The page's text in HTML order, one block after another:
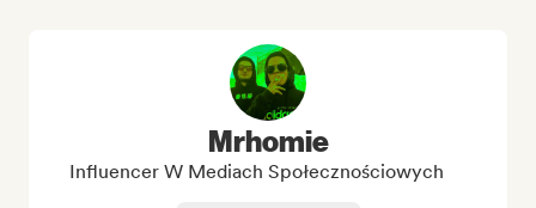
Mrhomie
Influencer W Mediach Społecznościowych